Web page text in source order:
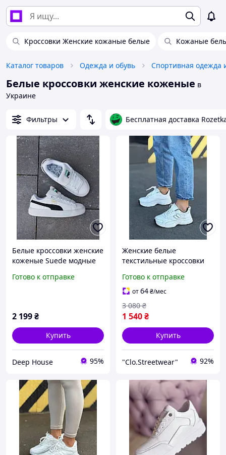
Кроссовки Женские кожаные белые Кожаные
Каталог товаров Одежда и обувь Спортивная одежда
Белые кроссовки женские коженые в
Украине
Фильтры Бесплатная доставка
Белые кроссовки женские
коженые Suede модные
білі кросівки
Готово к отправке
2 199₴
Купить
Deep House 95%
Женские белые
текстильные кроссовки
летние кроссовки,
молодежные кроссовки
для девушек
Готово к отправке
от64₴/мес
1 540₴
3 080 ₴
Купить
"Clo.Streetwear" 92%